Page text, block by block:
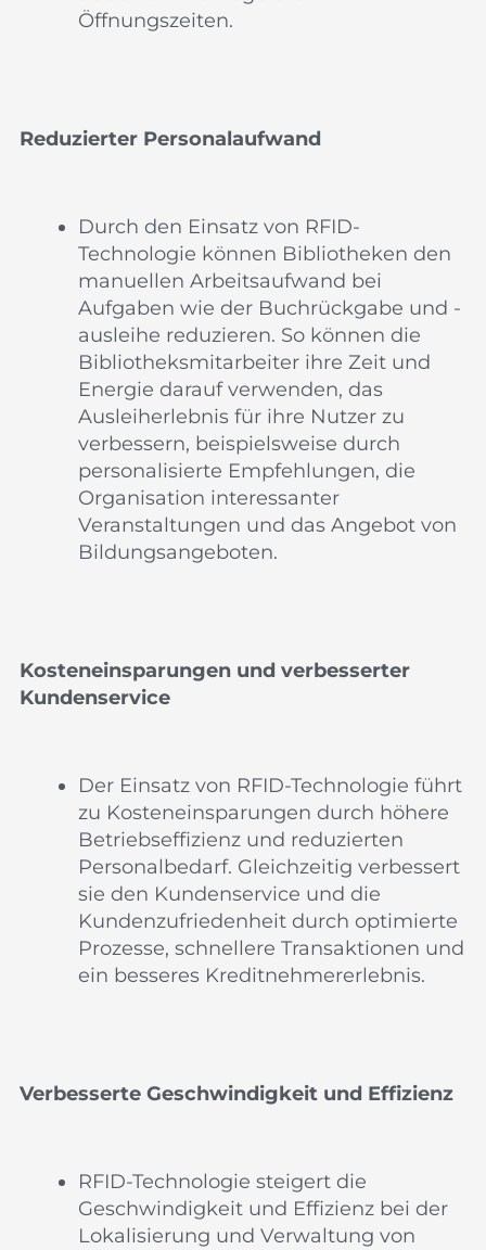
Öffnungszeiten.
Reduzierter Personalaufwand
Durch den Einsatz von RFID-
Technologie können Bibliotheken den
manuellen Arbeitsaufwand bei
Aufgaben wie der Buchrückgabe und -
ausleihe reduzieren. So können die
Bibliotheksmitarbeiter ihre Zeit und
Energie darauf verwenden, das
Ausleiherlebnis für ihre Nutzer zu
verbessern, beispielsweise durch
personalisierte Empfehlungen, die
Organisation interessanter
Veranstaltungen und das Angebot von
Bildungsangeboten.
Kosteneinsparungen und verbesserter
Kundenservice
Der Einsatz von RFID-Technologie führt
zu Kosteneinsparungen durch höhere
Betriebseffizienz und reduzierten
Personalbedarf. Gleichzeitig verbessert
sie den Kundenservice und die
Kundenzufriedenheit durch optimierte
Prozesse, schnellere Transaktionen und
ein besseres Kreditnehmererlebnis.
Verbesserte Geschwindigkeit und Effizienz
RFID-Technologie steigert die
Geschwindigkeit und Effizienz bei der
Lokalisierung und Verwaltung von